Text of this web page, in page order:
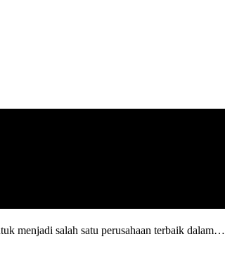
menjadi salah satu perusahaan terbaik dalam…